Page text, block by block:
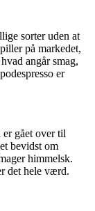
sorter uden at
på markedet,
angår smag,
er
gået over til
bevidst om
himmelsk.
det hele værd.